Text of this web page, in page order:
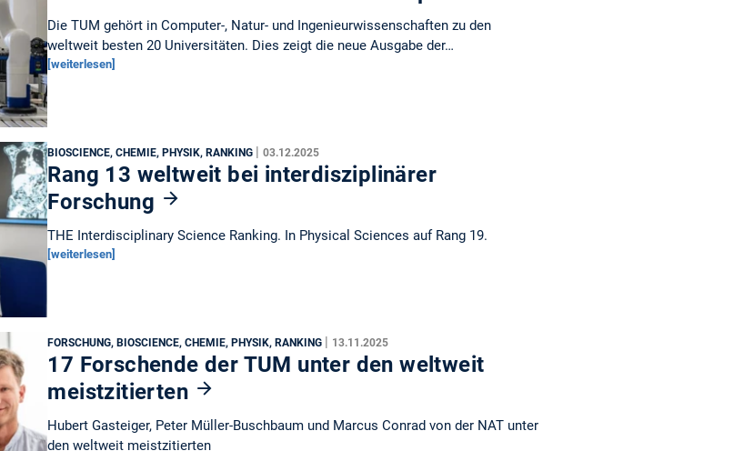
Die TUM gehört in Computer-, Natur- und Ingenieurwissenschaften zu den
weltweit besten 20 Universitäten. Dies zeigt die neue Ausgabe der…
[weiterlesen]
BIOSCIENCE, CHEMIE, PHYSIK, RANKING |03.12.2025
Rang 13 weltweit bei interdisziplinärer
Forschung
THE Interdisciplinary Science Ranking. In Physical Sciences auf Rang 19.
[weiterlesen]
FORSCHUNG, BIOSCIENCE, CHEMIE, PHYSIK, RANKING | 13.11.2025
17 Forschende der TUM unter den weltweit
meistzitierten
Hubert Gasteiger, Peter Müller-Buschbaum und Marcus Conrad von der NAT unter
den weltweit meistzitierten